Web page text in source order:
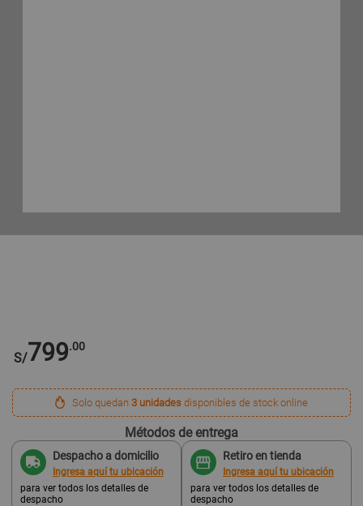
S/799.00
Solo quedan3 unidades disponibles de stock online
Métodos de entrega
Despacho a domicilio
Ingresa aquí tu ubicación
para ver todos los detalles de
despacho
Retiro en tienda
Ingresa aquí tu ubicación
para ver todos los detalles de
despacho